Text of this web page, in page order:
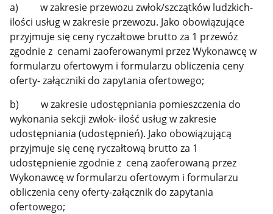
a) w zakresie przewozu zwłok/szczątków ludzkich-
ilości usług w zakresie przewozu. Jako obowiązujące
przyjmuje się ceny ryczałtowe brutto za 1 przewóz
zgodnie z cenami zaoferowanymi przez Wykonawcę w
formularzu ofertowym i formularzu obliczenia ceny
oferty- załączniki do zapytania ofertowego;
b) w zakresie udostępniania pomieszczenia do
wykonania sekcji zwłok- ilość usług w zakresie
udostępniania (udostępnień). Jako obowiązującą
przyjmuje się cenę ryczałtową brutto za 1
udostępnienie zgodnie z ceną zaoferowaną przez
Wykonawcę w formularzu ofertowym i formularzu
obliczenia ceny oferty-załącznik do zapytania
ofertowego;